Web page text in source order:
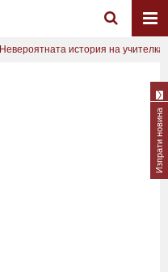
Невероятната история на учителка
Изпрати новина